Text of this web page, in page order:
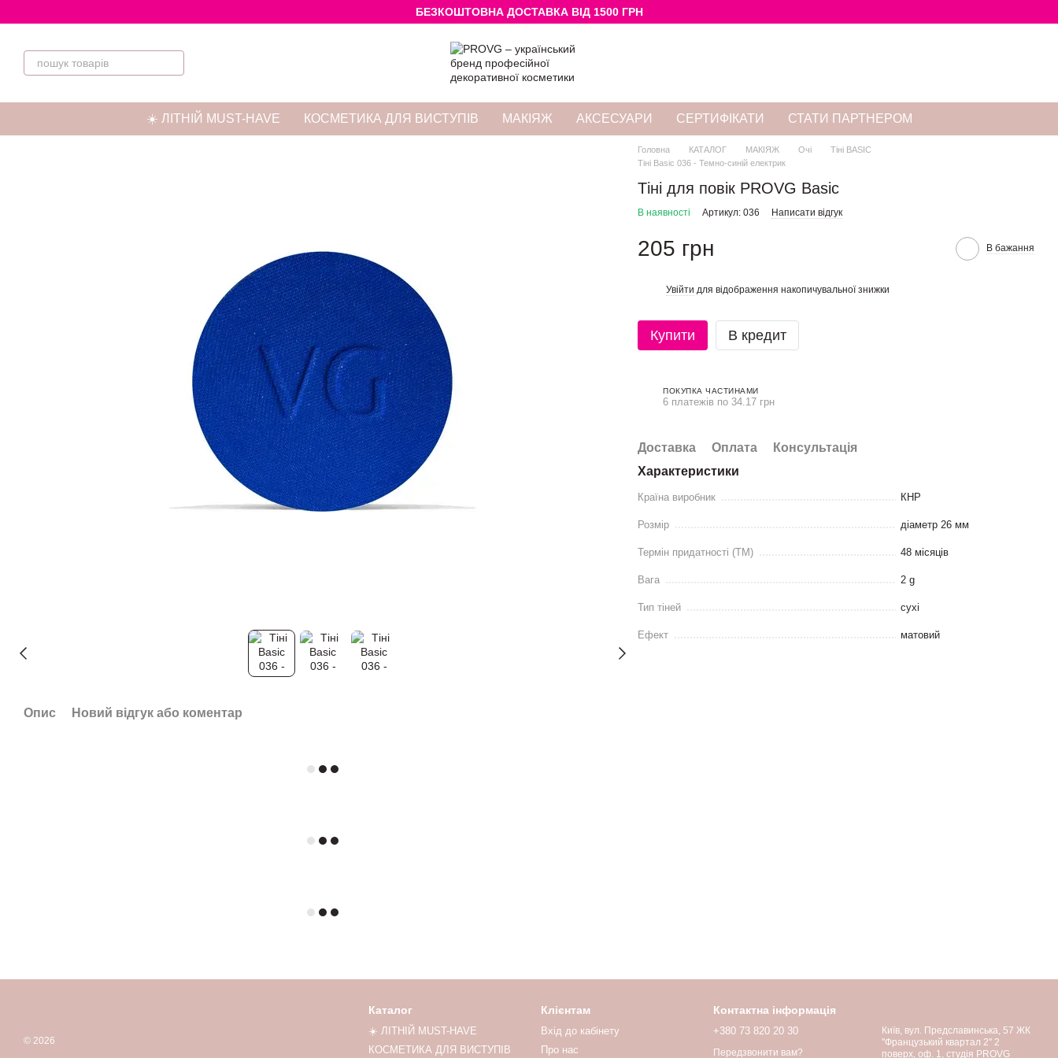
БЕЗКОШТОВНА ДОСТАВКА ВІД 1500 ГРН
☀️ ЛІТНІЙ MUST-HAVE КОСМЕТИКА ДЛЯ ВИСТУПІВ МАКІЯЖ АКСЕСУАРИ СЕРТИФІКАТИ СТАТИ ПАРТНЕРОМ
Опис Новий відгук або коментар
Головна КАТАЛОГ МАКІЯЖ Очі
Тіні BASIC
Тіні Basic 036 - Темно-синій електрик
Тіні для повік PROVG Basic
В наявності Артикул: 036 Написати відгук
205 грн В бажання
Увійти для відображення накопичувальної знижки
Купити В кредит
ПОКУПКА ЧАСТИНАМИ
6 платежів по 34.17 грн
Доставка Оплата
Консультація
Характеристики
Країна виробник КНР
Розмір діаметр 26 мм
Термін придатності (ТМ) 48 місяців
Вага 2 g
Тип тіней сухі
Ефект матовий
© 2026
Каталог
☀️ ЛІТНІЙ MUST-HAVE
КОСМЕТИКА ДЛЯ ВИСТУПІВ
Клієнтам
Вхід до кабінету
Про нас
Контактна інформація
+380 73 820 20 30
Передзвонити вам?
Київ, вул. Предславинська, 57 ЖК
"Французький квартал 2" 2
поверх, оф. 1, студія PROVG